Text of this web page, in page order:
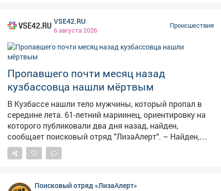
рублей их могут поставить на учёт ПДН.
возврат и присваивал денежные средства, – сказали
оставленные чеки, при этом покупатели не знали о
такой схеме. Добычей махинатора стало 9 000 рублей.
На кемеровчанина завели уголовное дело о
присвоении, ему грозит до шести лет колонии.
VSE42.RU
6 августа 2026
Происшествия
Пропавшего почти месяц назад
кузбассовца нашли мёртвым
В Кузбассе нашли тело мужчины, который пропал в
середине лета. 61-летний мариинец, ориентировку на
которого публиковали два дня назад, найден,
сообщает поисковый отряд "ЛизаАлерт". – Найден,
погиб, – гласит уведомление. Пропал мужчина ещё 15
июля. Обстоятельства трагедии волонтёры не
Поисковый отряд «ЛизаАлерт»